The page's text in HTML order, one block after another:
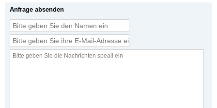
Anfrage absenden